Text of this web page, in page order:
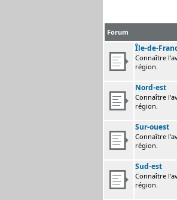
Forum
Île-de-
Connaître
région.
Nord-est
Connaître
région.
Sur-ouest
Connaître
région.
Sud-est
Connaître
région.